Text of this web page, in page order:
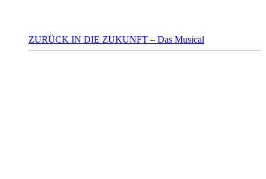
ZURÜCK IN DIE ZUKUNFT – Das Musical